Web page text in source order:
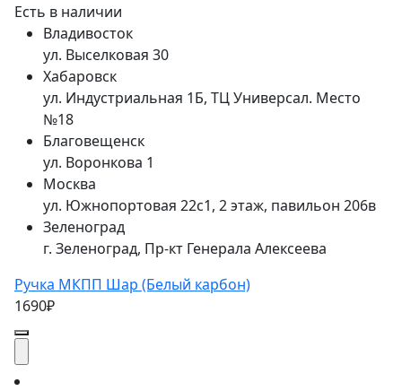
Есть в наличии
Владивосток
ул. Выселковая 30
Хабаровск
ул. Индустриальная 1Б, ТЦ Универсал. Место
№18
Благовещенск
ул. Воронкова 1
Москва
ул. Южнопортовая 22с1, 2 этаж, павильон 206в
Зеленоград
г. Зеленоград, Пр-кт Генерала Алексеева
Ручка МКПП Шар (Белый карбон)
1690₽